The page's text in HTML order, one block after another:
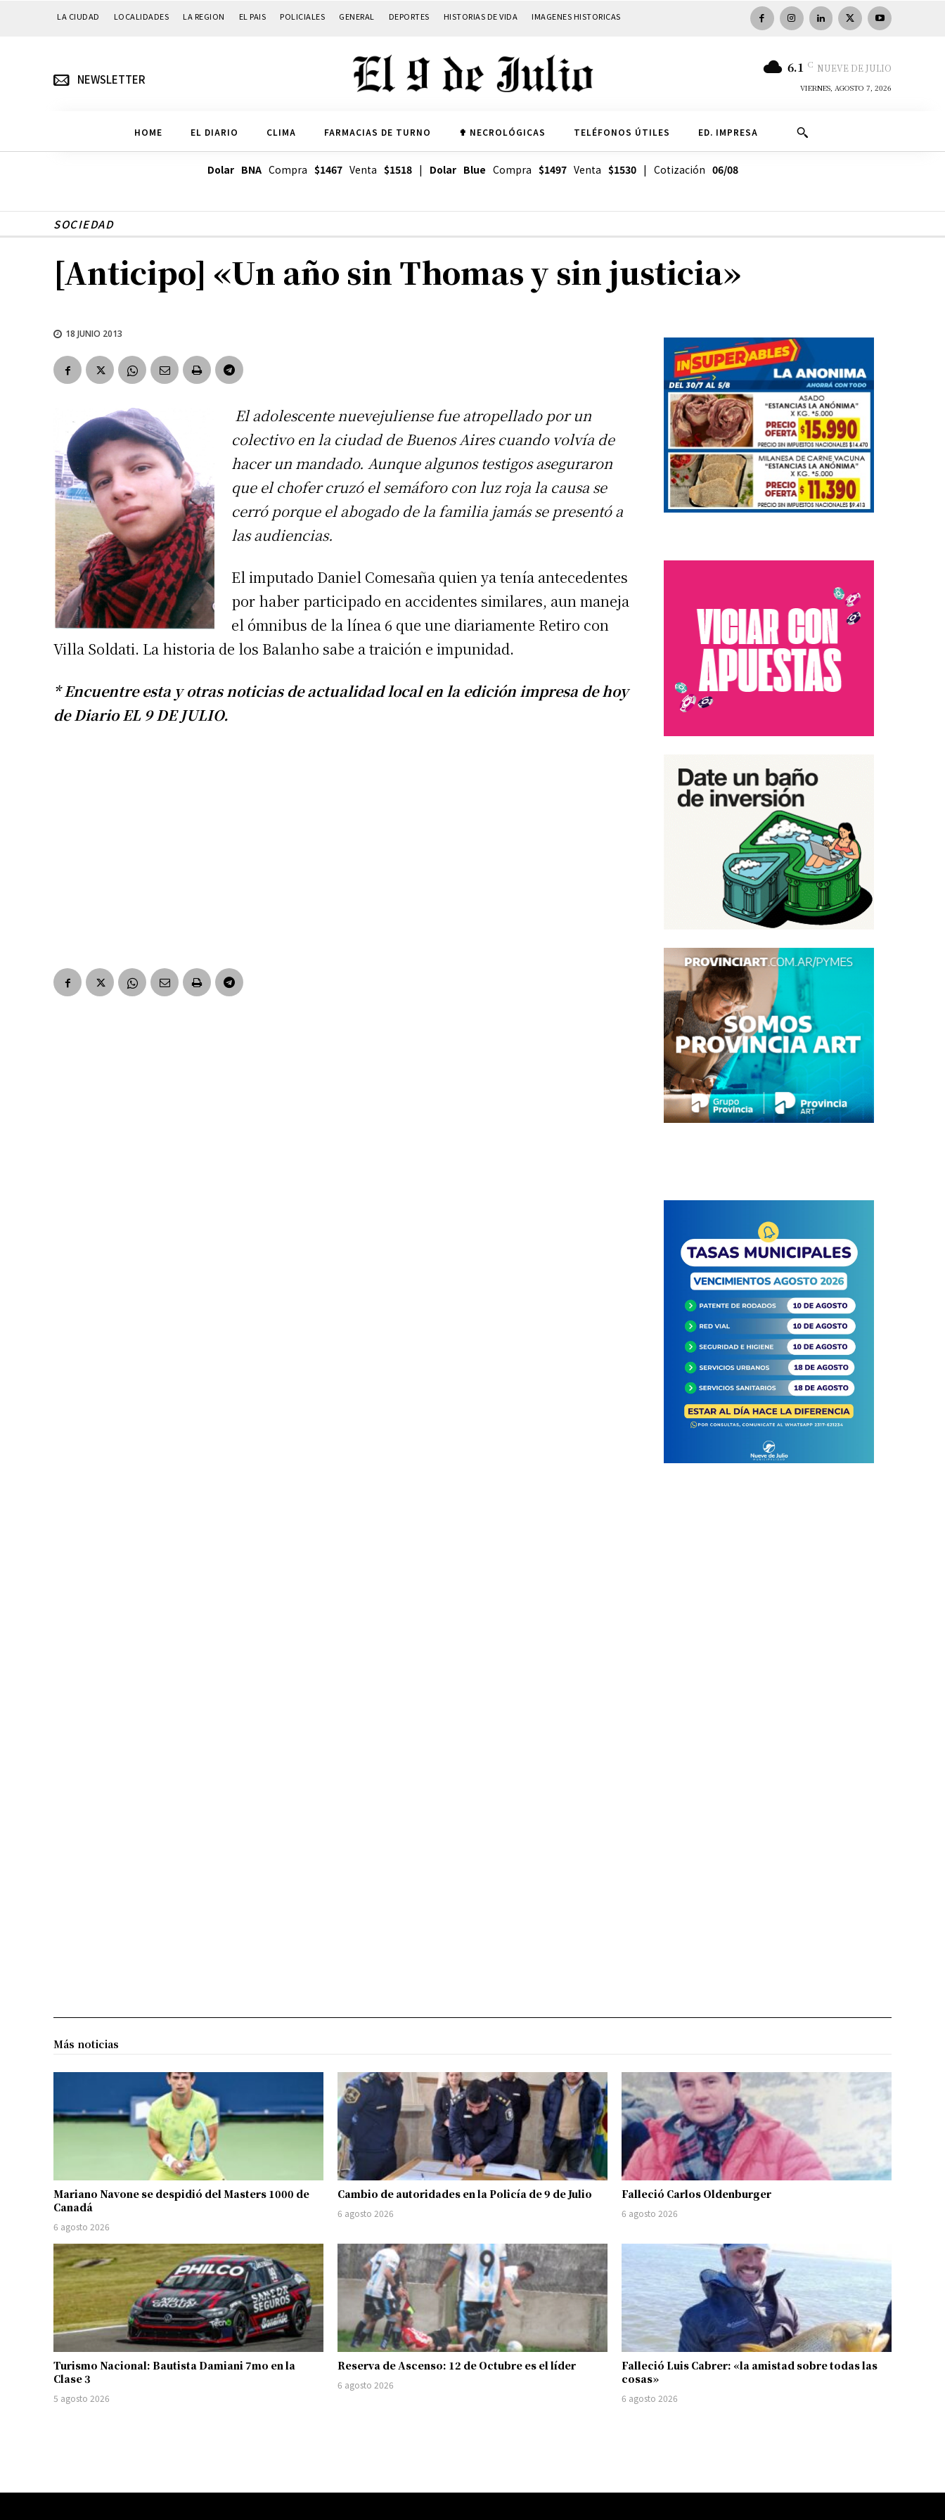
LA CIUDAD LOCALIDADES LA REGION EL PAIS POLICIALES GENERAL DEPORTES HISTORIAS DE VIDA IMAGENES HISTORICAS
NEWSLETTER
6.1 C NUEVE DE JULIO
VIERNES, AGOSTO 7, 2026
HOME EL DIARIO CLIMA FARMACIAS DE TURNO ✟ NECROLÓGICAS TELÉFONOS ÚTILES ED. IMPRESA
Dolar BNACompra $1467Venta $1518| Dolar Blue Compra $1497Venta $1530| Cotización 06/08
SOCIEDAD
[Anticipo] «Un año sin Thomas y sin justicia»
18 JUNIO 2013
El adolescente nuevejuliense fue atropellado por un
colectivo en la ciudad de Buenos Aires cuando volvía de
hacer un mandado. Aunque algunos testigos aseguraron
que el chofer cruzó el semáforo con luz roja la causa se
cerró porque el abogado de la familia jamás se presentó a
las audiencias.
El imputado Daniel Comesaña quien ya tenía antecedentes
por haber participado en accidentes similares, aun maneja
el ómnibus de la línea 6 que une diariamente Retiro con
Villa Soldati. La historia de los Balanho sabe a traición e impunidad.
* Encuentre esta y otras noticias de actualidad local en la edición impresa de hoy
de Diario EL 9 DE JULIO.
Más noticias
Mariano Navone se despidió del Masters 1000 de
Canadá
6 agosto 2026
Cambio de autoridades en la Policía de 9 de Julio
6 agosto 2026
Falleció Carlos Oldenburger
6 agosto 2026
Turismo Nacional: Bautista Damiani 7mo en la
Clase 3
5 agosto 2026
Reserva de Ascenso: 12 de Octubre es el líder
6 agosto 2026
Falleció Luis Cabrer: «la amistad sobre todas las
cosas»
6 agosto 2026